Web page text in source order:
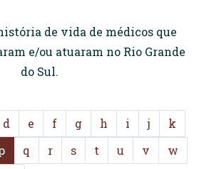
de vida de médicos que
e/ou atuaram no Rio Grande
do Sul.
d e f g h i j
k
q r s t u v
w